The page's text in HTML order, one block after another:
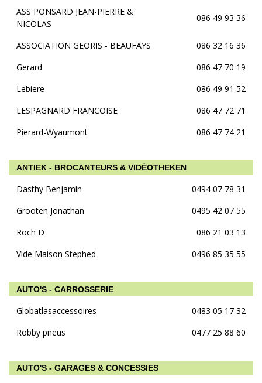
ASS PONSARD JEAN-PIERRE &
NICOLAS
086 49 93 36
ASSOCIATION GEORIS - BEAUFAYS
086 32 16 36
Gerard
086 47 70 19
Lebiere
086 49 91 52
LESPAGNARD FRANCOISE
086 47 72 71
Pierard-Wyaumont
086 47 74 21
ANTIEK - BROCANTEURS & VIDÉOTHEKEN
Dasthy Benjamin
0494 07 78 31
Grooten Jonathan
0495 42 07 55
Roch D
086 21 03 13
Vide Maison Stephed
0496 85 35 55
AUTO'S - CARROSSERIE
Globatlasaccessoires
0483 05 17 32
Robby pneus
0477 25 88 60
AUTO'S - GARAGES & CONCESSIES